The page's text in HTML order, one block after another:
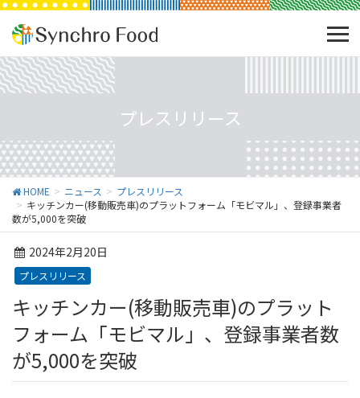
プレスリリース
HOME ニュース
プレスリリース
キッチンカー(移動販売車)のプラットフォーム「モビマル」、登録事業者
数が5,000を突破
2024年2月20日
プレスリリース
キッチンカー(移動販売車)のプラット
フォーム「モビマル」、登録事業者数
が5,000を突破